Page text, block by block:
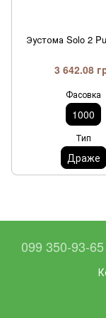
Эустома Solo 2
3 642.08
Фасовка
1000
Тип
Драже
099 350-93-65